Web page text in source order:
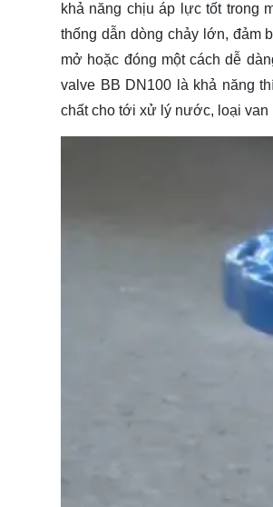
khả năng chịu áp lực tốt trong
thống dẫn dòng chảy lớn, đảm
mở hoặc đóng một cách dễ
valve BB DN100 là khả năng
chất cho tới xử lý nước, loại van